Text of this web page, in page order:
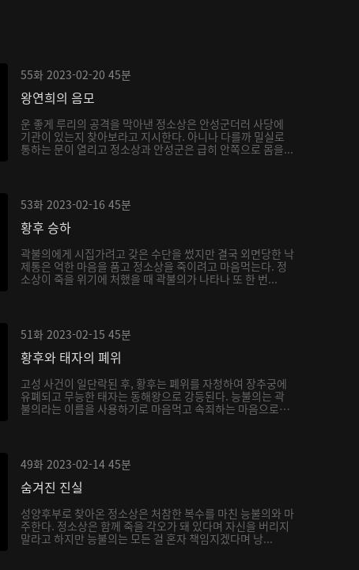
55화 2023-02-20 45분
왕연희의 음모
운 좋게 루리의 공격을 막아낸 정소상은 안성군더러 사당에
기관이 있는지 찾아보라고 지시한다. 아니나 다를까 밀실로
통하는 문이 열리고 정소상과 안성군은 급히 안쪽으로 몸을...
53화 2023-02-16 45분
황후 승하
곽불의에게 시집가려고 갖은 수단을 썼지만 결국 외면당한 낙
제통은 억한 마음을 품고 정소상을 죽이려고 마음먹는다. 정
소상이 죽을 위기에 처했을 때 곽불의가 나타나 또 한 번...
51화 2023-02-15 45분
황후와 태자의 폐위
고성 사건이 일단락된 후, 황후는 폐위를 자청하여 장추궁에
유폐되고 무능한 태자는 동해왕으로 강등된다. 능불의는 곽
불의라는 이름을 사용하기로 마음먹고 속죄하는 마음으로
49화 2023-02-14 45분
숨겨진 진실
성양후부로 찾아온 정소상은 처참한 복수를 마친 능불의와 마
주한다. 정소상은 함께 죽을 각오가 돼 있다며 자신을 버리지
말라고 하지만 능불의는 모든 걸 혼자 책임지겠다며 낭...